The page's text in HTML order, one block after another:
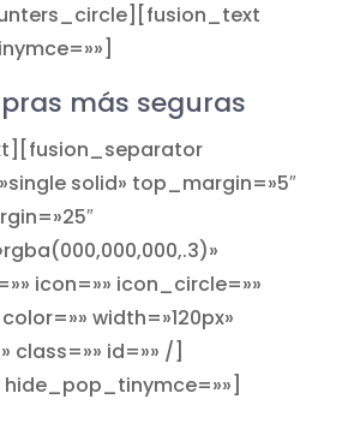
más seguras
solid» top_margin=»5″
icon=»» icon_circle=»»
width=»120px»
class=»» id=»» /]